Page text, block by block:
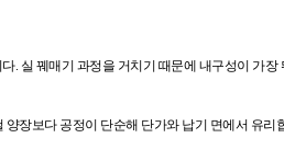
. 실 꿰매기 과정을 거치기 때문에 내구성이 가
장보다 공정이 단순해 단가와 납기 면에서 유